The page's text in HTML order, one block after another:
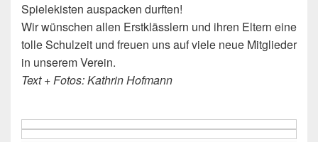
Spielekisten auspacken durften!
Wir wünschen allen Erstklässlern und ihren Eltern eine
tolle Schulzeit und freuen uns auf viele neue Mitglieder
in unserem Verein.
Text + Fotos: Kathrin Hofmann